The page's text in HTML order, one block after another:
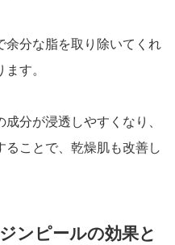
余分な脂を取り除いてくれ
す。
分が浸透しやすくなり、
ることで、乾燥肌も改善し
ンピールの効果と